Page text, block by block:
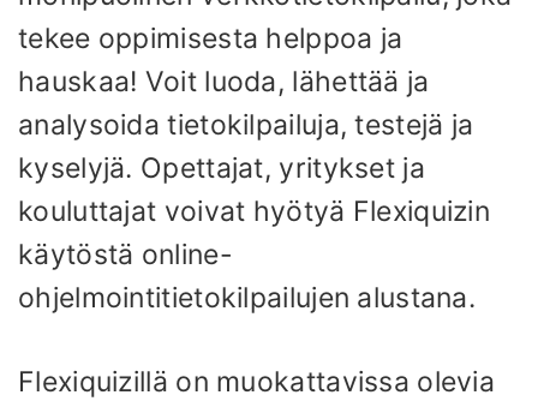
tekee oppimisesta helppoa ja
hauskaa! Voit luoda, lähettää ja
analysoida tietokilpailuja, testejä ja
kyselyjä. Opettajat, yritykset ja
kouluttajat voivat hyötyä Flexiquizin
käytöstä online-
ohjelmointitietokilpailujen alustana.
Flexiquizillä on muokattavissa olevia